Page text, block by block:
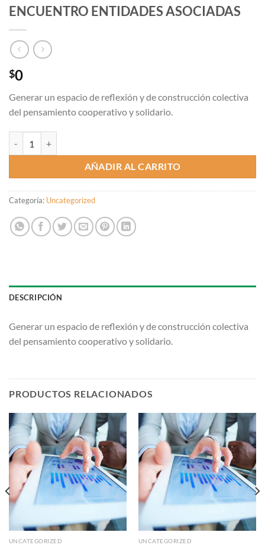
ENCUENTRO ENTIDADES ASOCIADAS
$0
Generar un espacio de reflexión y de construcción colectiva
del pensamiento cooperativo y solidario.
AÑADIR AL CARRITO
Categoría: Uncategorized
DESCRIPCIÓN
Generar un espacio de reflexión y de construcción colectiva
del pensamiento cooperativo y solidario.
PRODUCTOS RELACIONADOS
UNCATEGORIZED UNCATEGORIZED